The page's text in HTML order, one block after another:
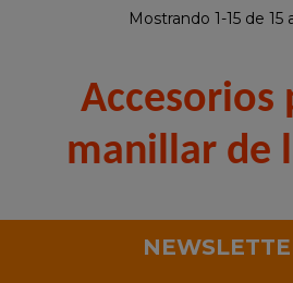
Mostrando 1-15 de 15
Accesorios
manillar de